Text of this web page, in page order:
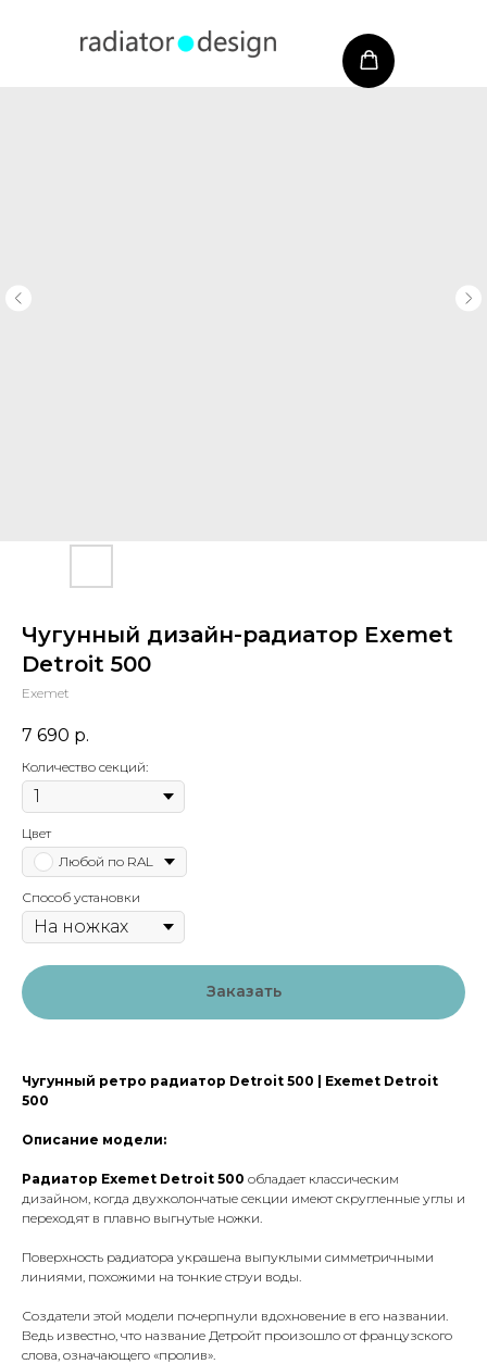
Чугунный дизайн-радиатор Exemet
Detroit 500
Exemet
7 690 р.
Количество секций:
Цвет
Любой по RAL
Способ установки
Заказать
Чугунный ретро радиатор Detroit 500 | Exemet Detroit
500
Описание модели:
Радиатор Exemet Detroit 500 обладает классическим
дизайном, когда двухколончатые секции имеют скругленные углы и
переходят в плавно выгнутые ножки.
Поверхность радиатора украшена выпуклыми симметричными
линиями, похожими на тонкие струи воды.
Создатели этой модели почерпнули вдохновение в его названии.
Ведь известно, что название Детройт произошло от французского
слова, означающего «пролив».